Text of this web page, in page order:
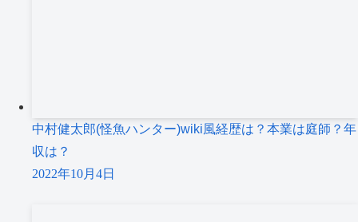
中村健太郎(怪魚ハンター)wiki風経歴は？本業は庭師？年
収は？
2022年10月4日